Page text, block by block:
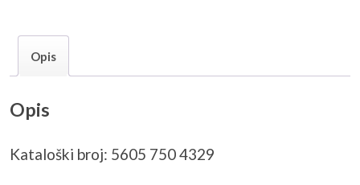
Opis
Opis
Kataloški broj: 5605 750 4329